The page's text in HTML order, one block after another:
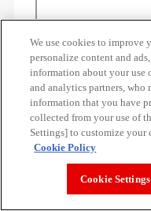
We use cookies to improve
personalize content and
information about your use
and analytics partners,
information that you have
collected from your use of
Settings] to customize your
Cookie Policy
Cookie Settings